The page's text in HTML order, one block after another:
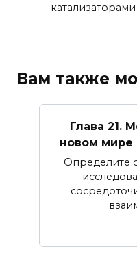
Вам также
Глава 21.
новом мире
Определите